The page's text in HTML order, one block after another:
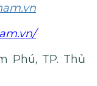
Phú, TP. Thủ